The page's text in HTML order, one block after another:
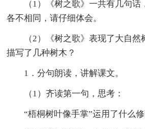
（1）《树之歌》一共有几句
各不相同，请仔细体会。
（2）《树之歌》表现了大自
描写了几种树木？
1．分句朗读，讲解课文。
（1）齐读第一句，思考：
“梧桐树叶像手掌”运用了什么